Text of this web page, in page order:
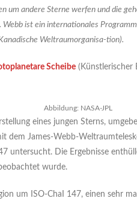
um andere Sterne werfen und die
ist ein internationales
Weltraumorganisa-tion).
Scheibe(Künstlerischer
Abbildung: NASA-JPL
eines jungen Sterns,
dem James-Webb-
untersucht. Die Ergebnisse
wurde.
um ISO-ChaI 147, einen sehr